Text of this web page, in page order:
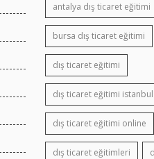
antalya dış ticaret eğitimi
bursa dış ticaret eğitimi
dış ticaret eğitimi
dış ticaret eğitimi istanbul
dış ticaret eğitimi online
dış ticaret eğitimleri